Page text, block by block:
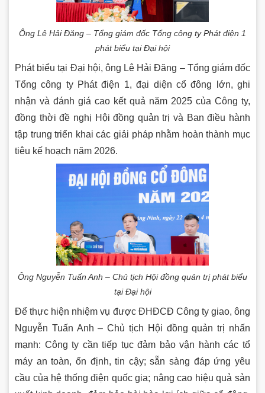
Ông Lê Hải Đăng – Tổng giám đốc Tổng công ty Phát điện 1
phát biểu tại Đại hội
Phát biểu tại Đại hội, ông Lê Hải Đăng – Tổng giám đốc
Tổng công ty Phát điện 1, đại diện cổ đông lớn, ghi
nhận và đánh giá cao kết quả năm 2025 của Công ty,
đồng thời đề nghị Hội đồng quản trị và Ban điều hành
tập trung triển khai các giải pháp nhằm hoàn thành mục
tiêu kế hoạch năm 2026.
Ông Nguyễn Tuấn Anh – Chủ tịch Hội đồng quản trị phát biểu
tại Đại hội
Để thực hiện nhiệm vụ được ĐHĐCĐ Công ty giao, ông
Nguyễn Tuấn Anh – Chủ tịch Hội đồng quản trị nhấn
mạnh: Công ty cần tiếp tục đảm bảo vận hành các tổ
máy an toàn, ổn định, tin cậy; sẵn sàng đáp ứng yêu
cầu của hệ thống điện quốc gia; nâng cao hiệu quả sản